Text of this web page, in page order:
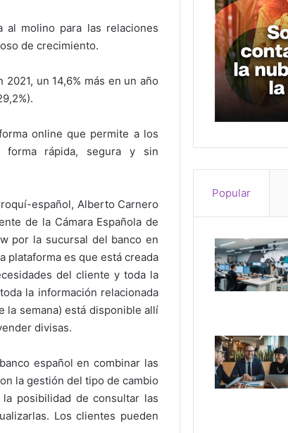
al molino para las relaciones
de crecimiento.
un 14,6% más en un año
online que permite a los
forma rápida, segura y sin
español, Alberto Carnero
de la Cámara Española de
por la sucursal del banco en
plataforma es que está creada
del cliente y toda la
la información relacionada
la semana) está disponible allí
divisas.
español en combinar las
la gestión del tipo de cambio
posibilidad de consultar las
Los clientes pueden
Popular